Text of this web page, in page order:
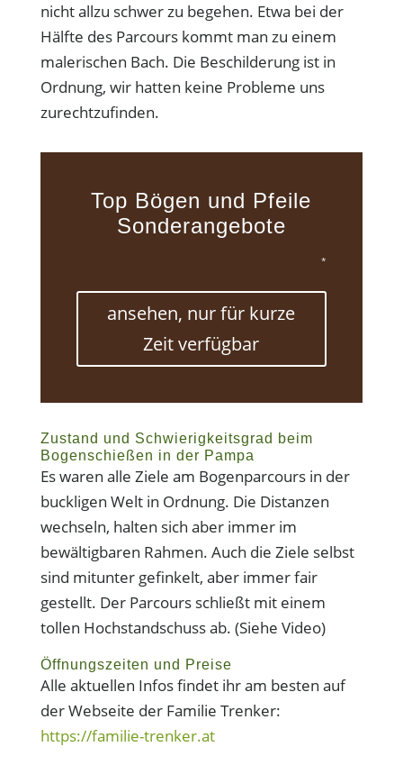
nicht allzu schwer zu begehen. Etwa bei der
Hälfte des Parcours kommt man zu einem
malerischen Bach. Die Beschilderung ist in
Ordnung, wir hatten keine Probleme uns
zurechtzufinden.
Top Bögen und Pfeile
Sonderangebote
*
ansehen, nur für kurze
Zeit verfügbar
Zustand und Schwierigkeitsgrad beim
Bogenschießen in der Pampa
Es waren alle Ziele am Bogenparcours in der
buckligen Welt in Ordnung. Die Distanzen
wechseln, halten sich aber immer im
bewältigbaren Rahmen. Auch die Ziele selbst
sind mitunter gefinkelt, aber immer fair
gestellt. Der Parcours schließt mit einem
tollen Hochstandschuss ab. (Siehe Video)
Öffnungszeiten und Preise
Alle aktuellen Infos findet ihr am besten auf
der Webseite der Familie Trenker:
https://familie-trenker.at